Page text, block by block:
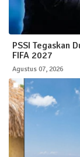
PSSI Tegaskan
FIFA 2027
Agustus 07, 2026